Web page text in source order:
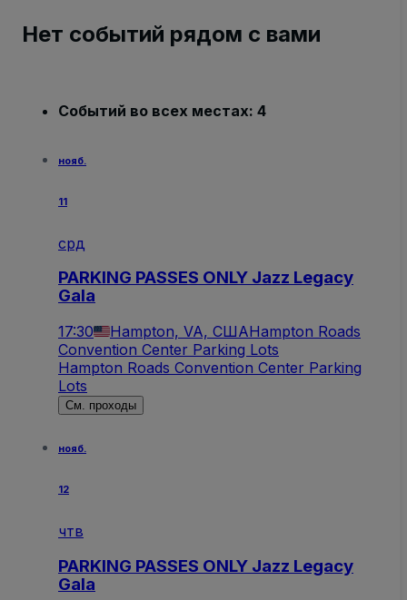
Нет событий рядом с вами
Событий во всех местах: 4
нояб.
11
срд
PARKING PASSES ONLY Jazz Legacy
Gala
17:30 Hampton, VA, СШАHampton Roads
Convention Center Parking Lots
Hampton Roads Convention Center Parking
Lots
См. проходы
нояб.
12
чтв
PARKING PASSES ONLY Jazz Legacy
Gala